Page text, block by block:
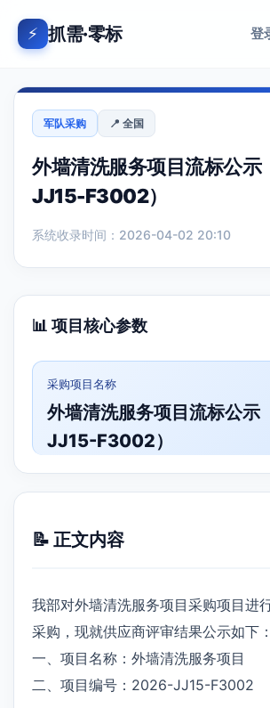
⚡ 抓需·零标 登
军队采购 📍 全国
外墙清洗服务项目流标公
JJ15-F3002）
系统收录时间：2026-04-02 20:10
📊 项目核心参数
采购项目名称
外墙清洗服务项目流标公
JJ15-F3002）
📝 正文内容
我部对外墙清洗服务项目采购项目进
采购，现就供应商评审结果公示如下：
一、项目名称：外墙清洗服务项目
二、项目编号：2026-JJ15-F3002